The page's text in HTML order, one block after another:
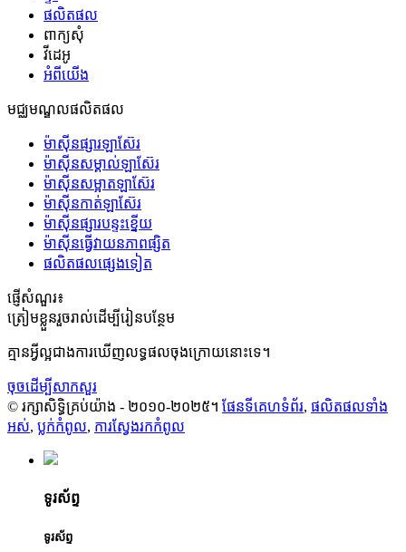
ផលិតផល
ពាក្យសុំ
វីដេអូ
អំពីយើង
មជ្ឈមណ្ឌលផលិតផល
ម៉ាស៊ីនផ្សារឡាស៊ែរ
ម៉ាស៊ីនសម្គាល់ឡាស៊ែរ
ម៉ាស៊ីនសម្អាតឡាស៊ែរ
ម៉ាស៊ីនកាត់ឡាស៊ែរ
ម៉ាស៊ីនផ្សារបន្ទះខ្នើយ
ម៉ាស៊ីន​ធ្វើ​វាយនភាព​ផ្សិត
ផលិតផលផ្សេងទៀត
ផ្ញើសំណួរ៖
ត្រៀមខ្លួនរួចរាល់ដើម្បីរៀនបន្ថែម
គ្មានអ្វីល្អជាងការឃើញលទ្ធផលចុងក្រោយនោះទេ។
ចុចដើម្បីសាកសួរ
© រក្សាសិទ្ធិគ្រប់យ៉ាង - ២០១០-២០២៥។ ផែនទីគេហទំព័រ, ផលិតផលទាំង
អស់, ប្លក់​កំពូល, ការស្វែងរកកំពូល
ទូរស័ព្ទ
ទូរស័ព្ទ